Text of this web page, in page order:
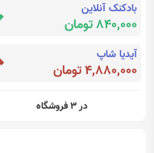
بادکنک آنلاین
840,000 تومان
آیدیا شاپ
4,880,000 تومان
در 3 فروشگاه